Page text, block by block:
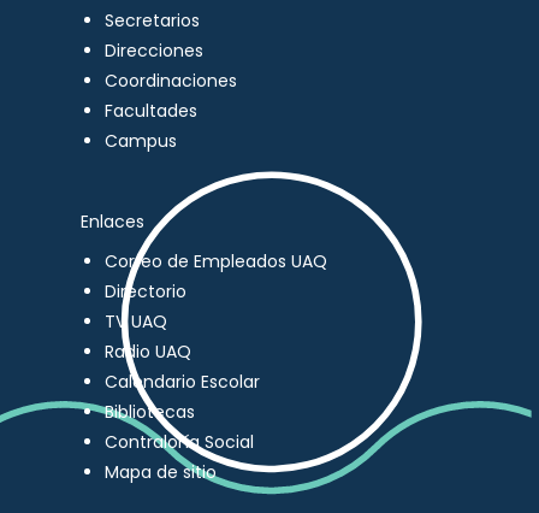
Secretarios
Direcciones
Coordinaciones
Facultades
Campus
Enlaces
Correo de Empleados UAQ
Directorio
TV UAQ
Radio UAQ
Calendario Escolar
Bibliotecas
Contraloría Social
Mapa de sitio